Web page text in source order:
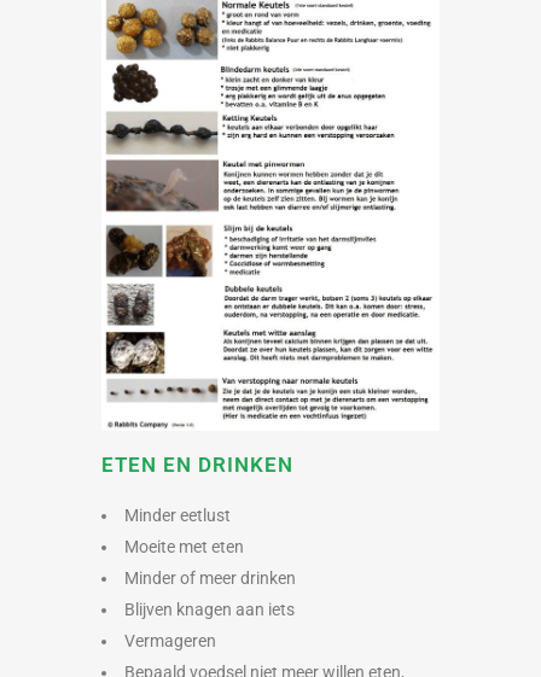
ETEN EN DRINKEN
Minder eetlust
Moeite met eten
Minder of meer drinken
Blijven knagen aan iets
Vermageren
Bepaald voedsel niet meer willen eten,